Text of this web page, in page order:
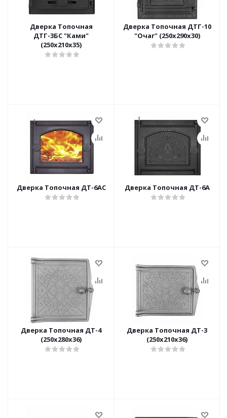
Дверка Топочная
ДТГ-3БС "Ками"
(250х210х35)
Дверка Топочная ДТГ-10
"Очаг" (250х290х30)
Дверка Топочная ДТ-6АС Дверка Топочная ДТ-6А
Дверка Топочная ДТ-4
(250х280х36)
Дверка Топочная ДТ-3
(250х210х36)